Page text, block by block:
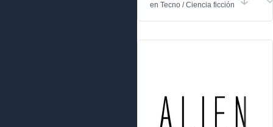
en Tecno /Ciencia ficción